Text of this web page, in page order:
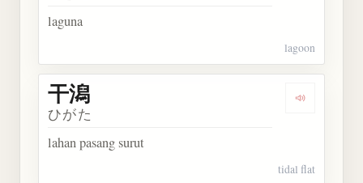
laguna
lagoon
Dengarkan
干潟
ひがた
lahan pasang surut
tidal flat